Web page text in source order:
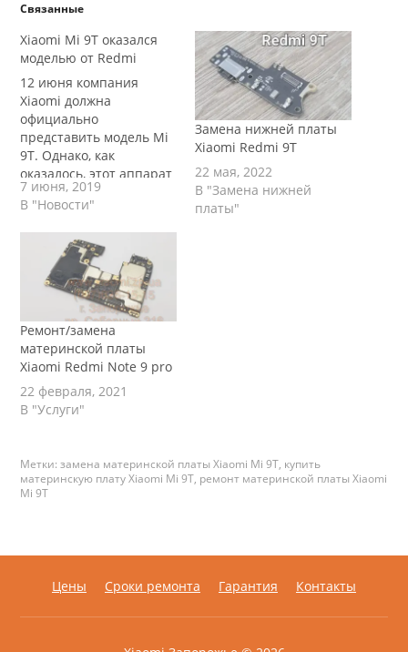
Связанные
Xiaomi Mi 9T оказался
моделью от Redmi
12 июня компания
Xiaomi должна
официально
представить модель Mi
9T. Однако, как
оказалось, этот аппарат
уже присутствует на
рынке и его нельзя
назвать новой моделью.
Его судьба является
типичными примером
того, что может
происходить при
разделении компании
на два самостоятельных
бренда. Как показывают
данные с бенчмарка
Geekbench, Xiaomi Mi
9T…
7 июня, 2019
В "Новости"
Замена нижней платы
Xiaomi Redmi 9T
22 мая, 2022
В "Замена нижней
платы"
Ремонт/замена
материнской платы
Xiaomi Redmi Note 9 pro
22 февраля, 2021
В "Услуги"
Метки:замена материнской платы Xiaomi Mi 9T, купить
материнскую плату Xiaomi Mi 9T, ремонт материнской платы Xiaomi
Mi 9T
Цены Сроки ремонта Гарантия Контакты